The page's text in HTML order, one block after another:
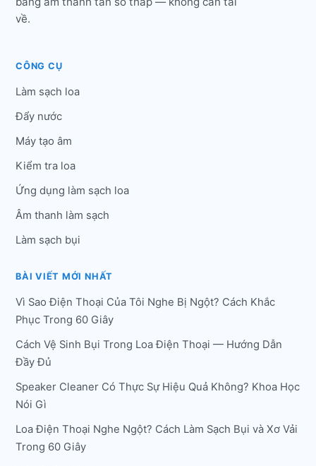
về.
CÔNG CỤ
Làm sạch loa
Đẩy nước
Máy tạo âm
Kiểm tra loa
Ứng dụng làm sạch loa
Âm thanh làm sạch
Làm sạch bụi
BÀI VIẾT MỚI NHẤT
Vì Sao Điện Thoại Của Tôi Nghe Bị Ngột? Cách Khắc
Phục Trong 60 Giây
Cách Vệ Sinh Bụi Trong Loa Điện Thoại — Hướng Dẫn
Đầy Đủ
Speaker Cleaner Có Thực Sự Hiệu Quả Không? Khoa Học
Nói Gì
Loa Điện Thoại Nghe Ngột? Cách Làm Sạch Bụi và Xơ Vải
Trong 60 Giây